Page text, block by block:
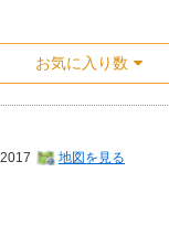
お気に入り数
地図を見る